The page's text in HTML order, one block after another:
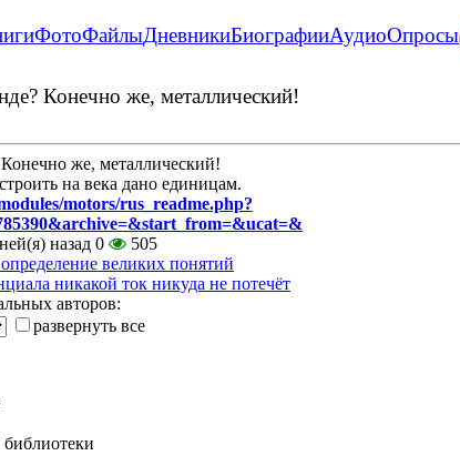
ФотоФайлыДневникиБиографииАудиоОпросы
Конечно же, металлический!
же, металлический!
на века дано единицам.
motors/rus_readme.php?
назад 0
505
великих понятий
никакой ток никуда не потечёт
авторов:
развернуть все